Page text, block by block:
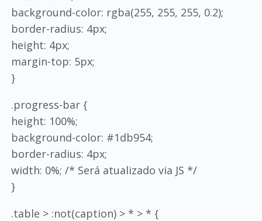
background-color: rgba(255, 255, 255, 0.2);
border-radius: 4px;
height: 4px;
margin-top: 5px;
}
.progress-bar {
height: 100%;
background-color: #1db954;
border-radius: 4px;
width: 0%; /* Será atualizado via JS */
}
.table > :not(caption) > * > * {